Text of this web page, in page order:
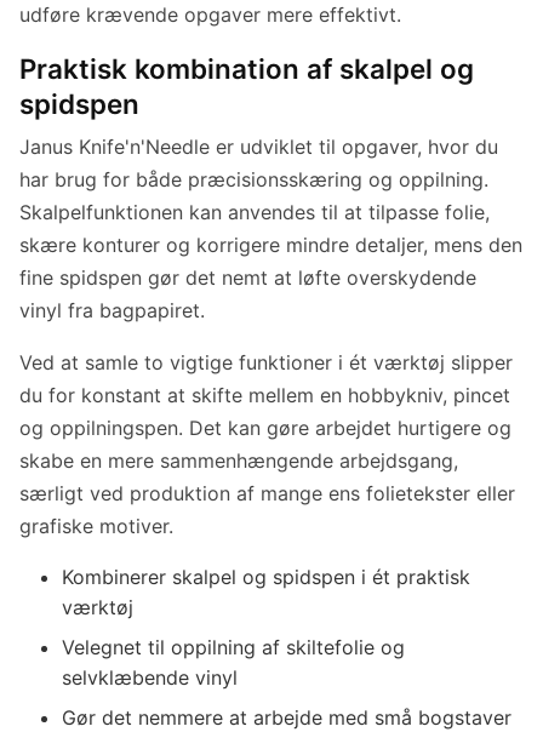
udføre krævende opgaver mere effektivt.
Praktisk kombination af skalpel og
spidspen
Janus Knife'n'Needle er udviklet til opgaver, hvor du
har brug for både præcisionsskæring og oppilning.
Skalpelfunktionen kan anvendes til at tilpasse folie,
skære konturer og korrigere mindre detaljer, mens den
fine spidspen gør det nemt at løfte overskydende
vinyl fra bagpapiret.
Ved at samle to vigtige funktioner i ét værktøj slipper
du for konstant at skifte mellem en hobbykniv, pincet
og oppilningspen. Det kan gøre arbejdet hurtigere og
skabe en mere sammenhængende arbejdsgang,
særligt ved produktion af mange ens folietekster eller
grafiske motiver.
Kombinerer skalpel og spidspen i ét praktisk
værktøj
Velegnet til oppilning af skiltefolie og
selvklæbende vinyl
Gør det nemmere at arbejde med små bogstaver